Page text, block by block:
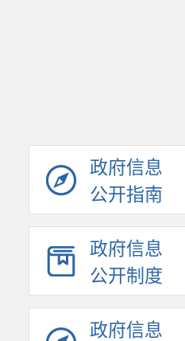
政府信息
公开指南
政府信息
公开制度
政府信息